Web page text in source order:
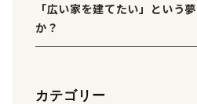
「広い家を建てたい」という
か？
カテゴリー